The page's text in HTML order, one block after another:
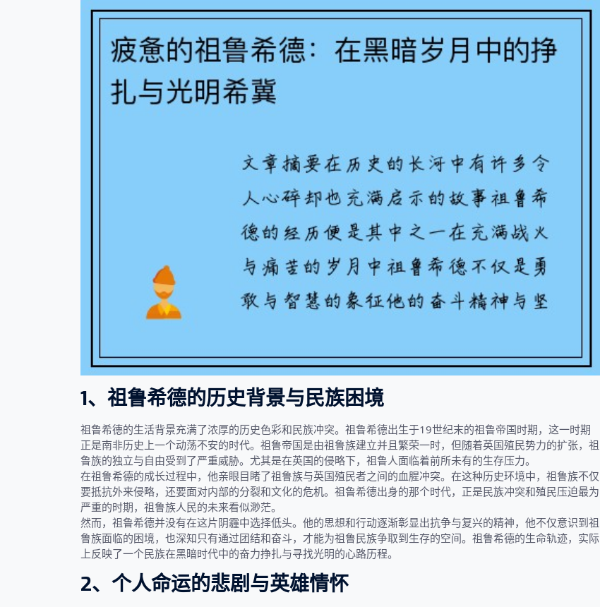
1、祖鲁希德的历史背景与民族困境
祖鲁希德的生活背景充满了浓厚的历史色彩和民族冲突。祖鲁希德出生于19世纪末的祖鲁帝国时期，这一时期
正是南非历史上一个动荡不安的时代。祖鲁帝国是由祖鲁族建立并且繁荣一时，但随着英国殖民势力的扩张，祖
鲁族的独立与自由受到了严重威胁。尤其是在英国的侵略下，祖鲁人面临着前所未有的生存压力。
在祖鲁希德的成长过程中，他亲眼目睹了祖鲁族与英国殖民者之间的血腥冲突。在这种历史环境中，祖鲁族不仅
要抵抗外来侵略，还要面对内部的分裂和文化的危机。祖鲁希德出身的那个时代，正是民族冲突和殖民压迫最为
严重的时期，祖鲁族人民的未来看似渺茫。
然而，祖鲁希德并没有在这片阴霾中选择低头。他的思想和行动逐渐彰显出抗争与复兴的精神，他不仅意识到祖
鲁族面临的困境，也深知只有通过团结和奋斗，才能为祖鲁民族争取到生存的空间。祖鲁希德的生命轨迹，实际
上反映了一个民族在黑暗时代中的奋力挣扎与寻找光明的心路历程。
2、个人命运的悲剧与英雄情怀